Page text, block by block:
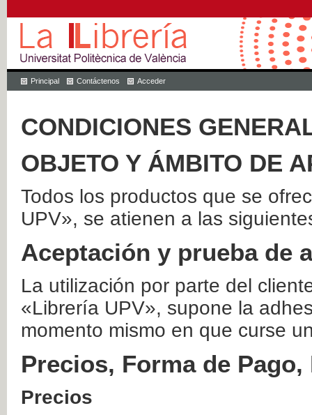
Principal Contáctenos Acceder
CONDICIONES
OBJETO Y ÁMBITO DE
Todos los productos que se
UPV», se atienen a las
Aceptación y prueba de
La utilización por parte del
«Librería UPV», supone la
momento mismo en que curse
Precios, Forma de
Precios